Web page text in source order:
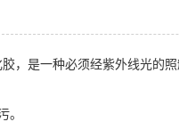
，是一种必须经紫外线光的
。